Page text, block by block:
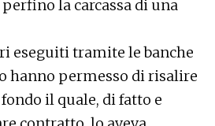
la carcassa di una
eseguiti tramite le banche
hanno permesso di risalire
il quale, di fatto e